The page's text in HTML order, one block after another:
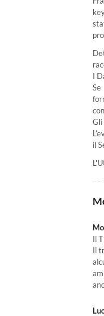
I
Se
Gli
il
Il
Il